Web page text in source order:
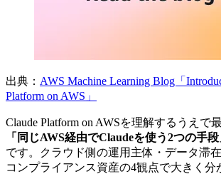
出典： AWS Machine Learning Blog「
Platform on AWS」
Claude Platform on AWSを理解するうえで
「同じAWS経由でClaudeを使う2つの手
です。クラウド側の運用主体・データ滞
コンプライアンス資産の4観点で大きく分